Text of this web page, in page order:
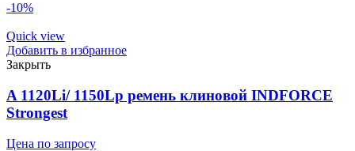
-10%
Quick view
Добавить в избранное
Закрыть
A 1120Li/ 1150Lp ремень клиновой INDFORCE
Strongest
Цена по запросу